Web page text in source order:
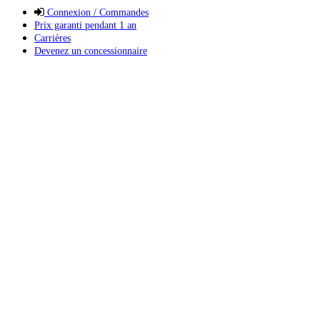
Connexion / Commandes
Prix garanti pendant 1 an
Carrières
Devenez un concessionnaire